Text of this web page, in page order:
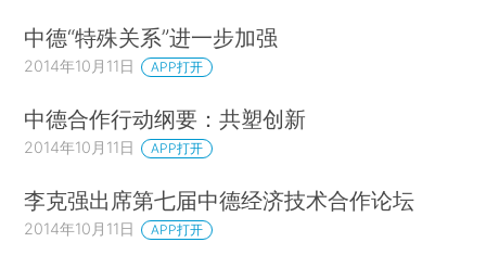
中德“特殊关系”进一步加强
2014年10月11日 APP打开
中德合作行动纲要：共塑创新
2014年10月11日 APP打开
李克强出席第七届中德经济技术合作论坛
2014年10月11日 APP打开